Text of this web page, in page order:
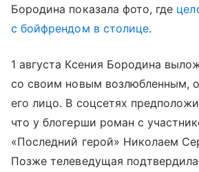
Бородина показала фото, где
с бойфрендом в столице.
1 августа Ксения Бородина
со своим новым возлюбленным,
его лицо. В соцсетях
что у блогерши роман с
«Последний герой» Николаем
Позже телеведущая